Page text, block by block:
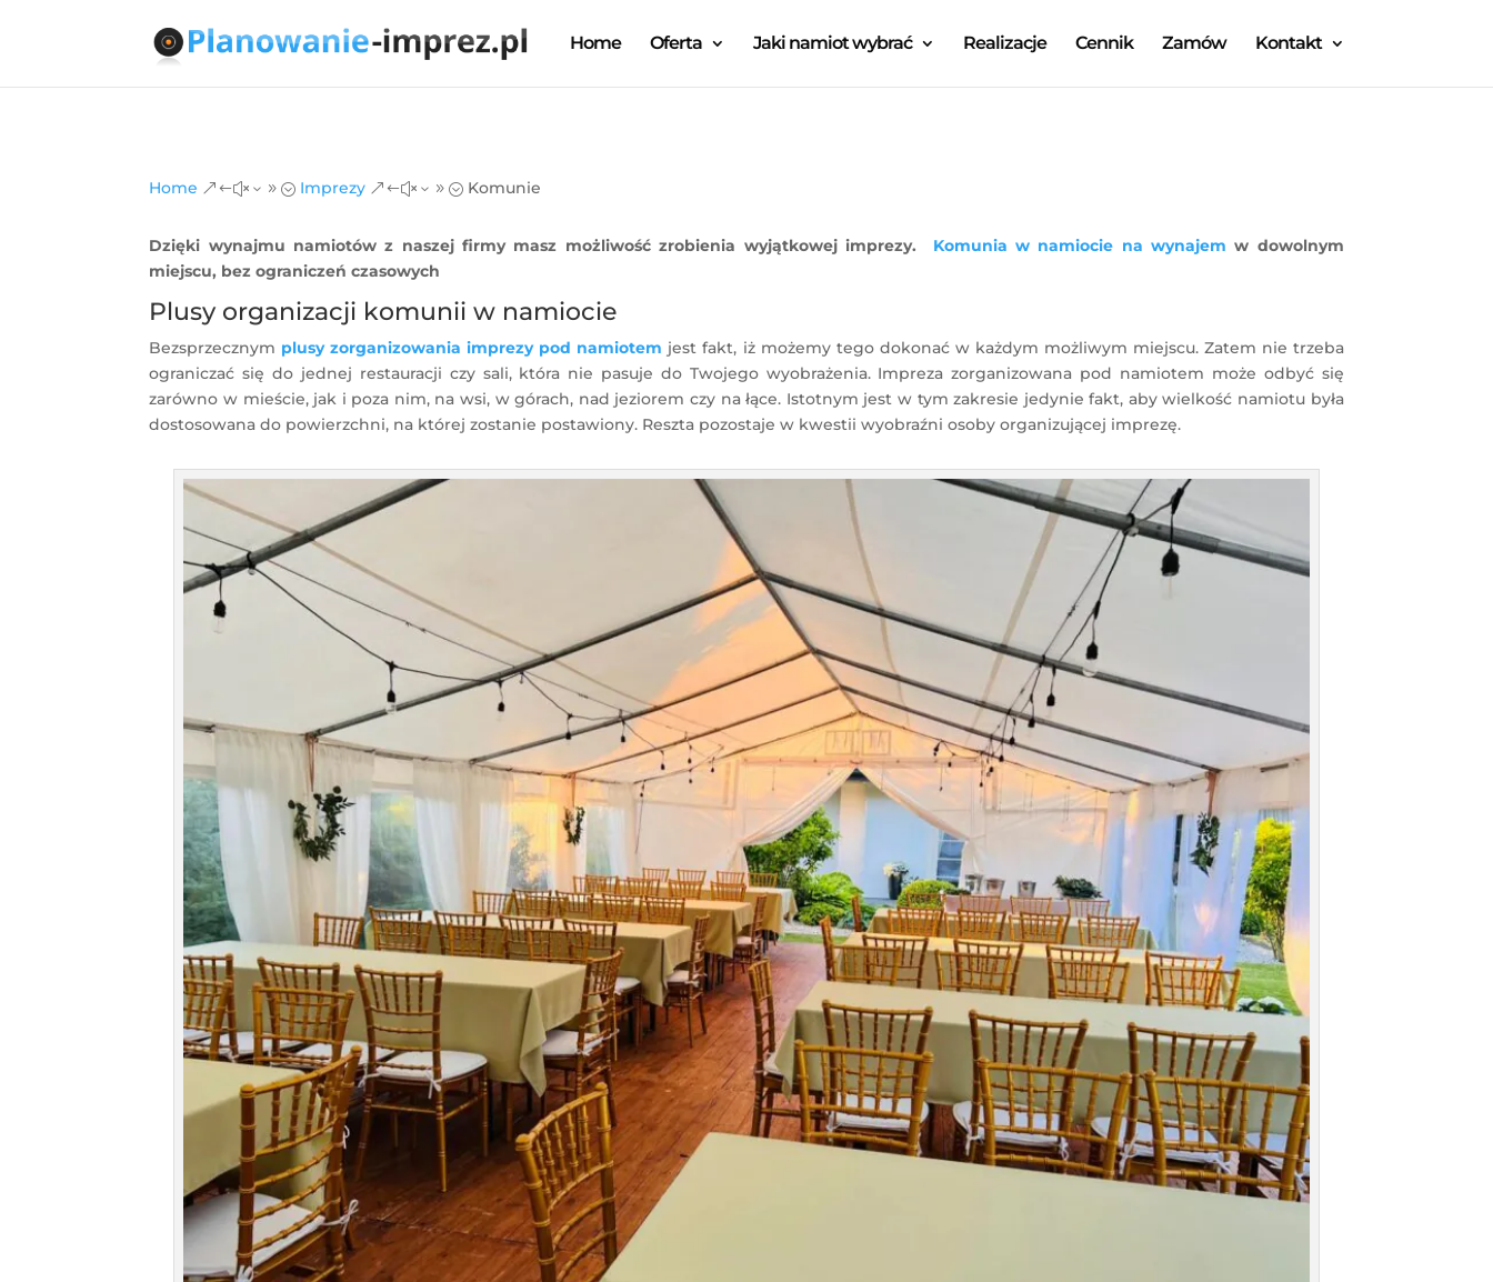
Home Oferta Jaki namiot wybrać Realizacje Cennik Zamów Kontakt
Home &#x39; Imprezy &#x39; Komunie
Dzięki wynajmu namiotów z naszej firmy masz możliwość zrobienia wyjątkowej imprezy. Komunia w namiocie na wynajem w dowolnym
miejscu, bez ograniczeń czasowych
Plusy organizacji komunii w namiocie
Bezsprzecznym plusy zorganizowania imprezy pod namiotem jest fakt, iż możemy tego dokonać w każdym możliwym miejscu. Zatem nie trzeba
ograniczać się do jednej restauracji czy sali, która nie pasuje do Twojego wyobrażenia. Impreza zorganizowana pod namiotem może odbyć się
zarówno w mieście, jak i poza nim, na wsi, w górach, nad jeziorem czy na łące. Istotnym jest w tym zakresie jedynie fakt, aby wielkość namiotu była
dostosowana do powierzchni, na której zostanie postawiony. Reszta pozostaje w kwestii wyobraźni osoby organizującej imprezę.